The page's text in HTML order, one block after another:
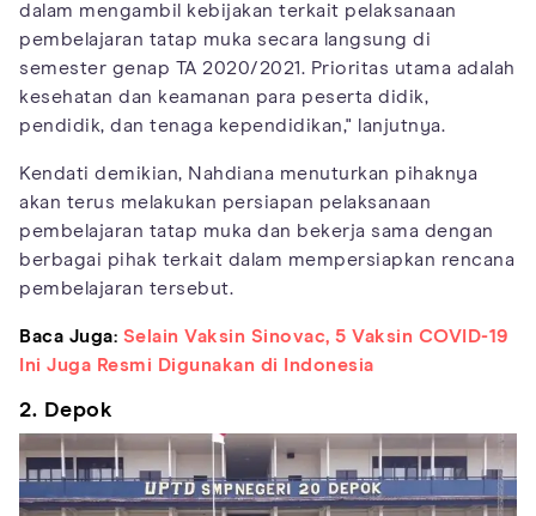
dalam mengambil kebijakan terkait pelaksanaan
pembelajaran tatap muka secara langsung di
semester genap TA 2020/2021. Prioritas utama adalah
kesehatan dan keamanan para peserta didik,
pendidik, dan tenaga kependidikan," lanjutnya.
Kendati demikian, Nahdiana menuturkan pihaknya
akan terus melakukan persiapan pelaksanaan
pembelajaran tatap muka dan bekerja sama dengan
berbagai pihak terkait dalam mempersiapkan rencana
pembelajaran tersebut.
Baca Juga: Selain Vaksin Sinovac, 5 Vaksin COVID-19
Ini Juga Resmi Digunakan di Indonesia
2. Depok